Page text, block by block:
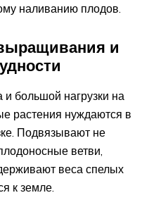
наливанию плодов.
и
и большой нагрузки на
растения нуждаются в
Подвязывают не
ветви,
веса спелых
к земле.